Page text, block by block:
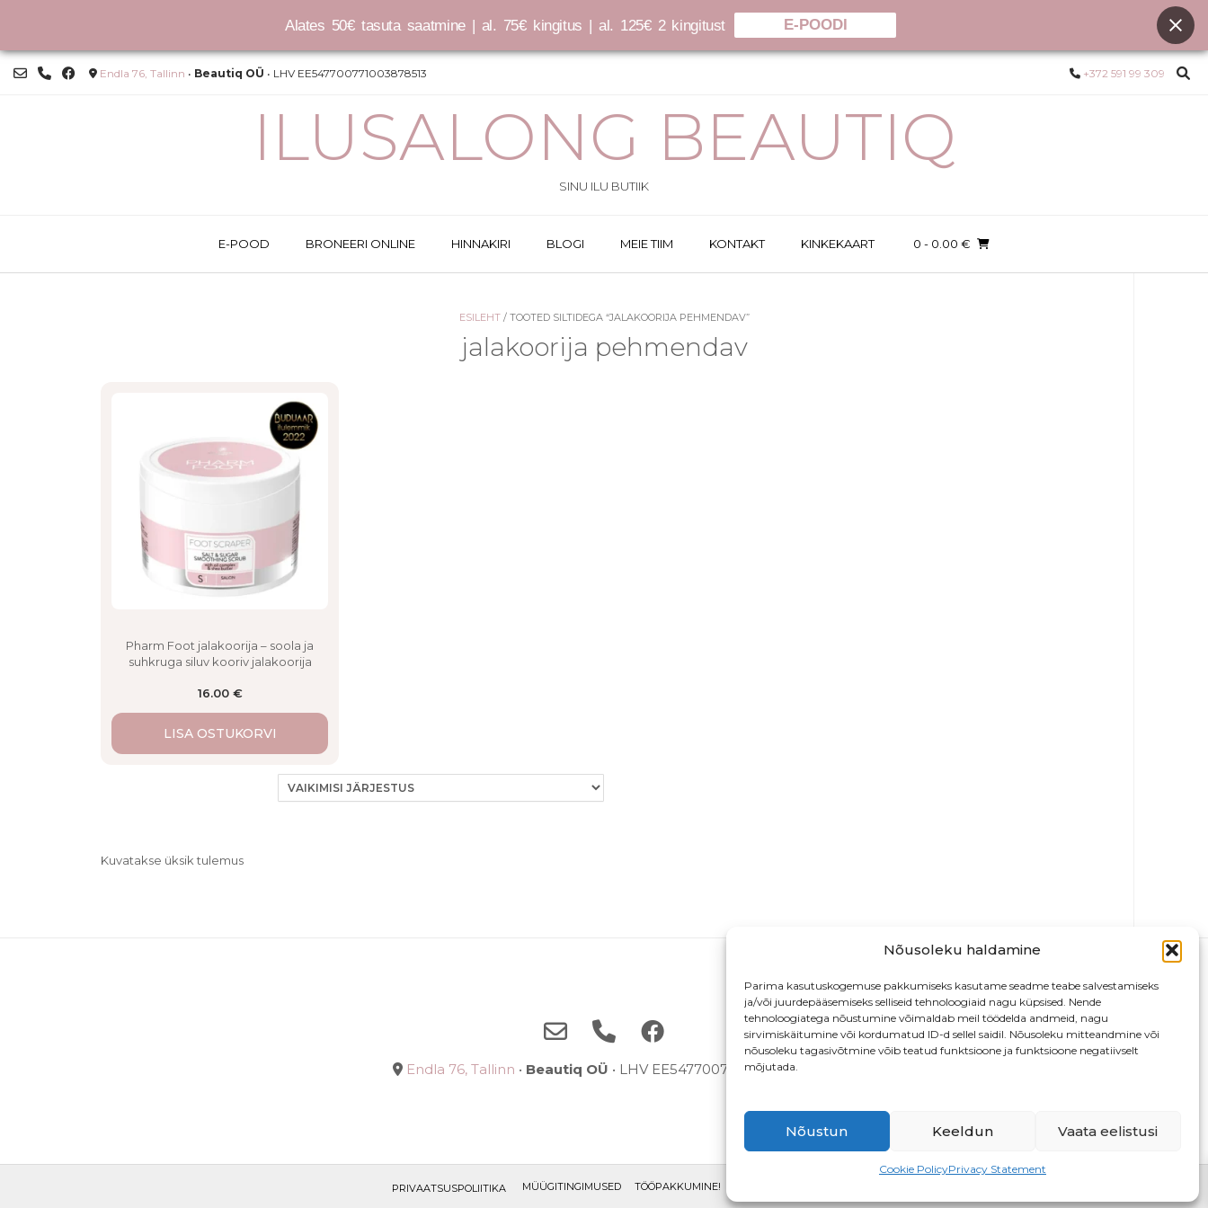
Nõusoleku haldamine
Parima kasutuskogemuse pakkumiseks kasutame seadme teabe salvestamiseks
ja/või juurdepääsemiseks selliseid tehnoloogiaid nagu küpsised. Nende
tehnoloogiatega nõustumine võimaldab meil töödelda andmeid, nagu
sirvimiskäitumine või kordumatud ID-d sellel saidil. Nõusoleku mitteandmine või
nõusoleku tagasivõtmine võib teatud funktsioone ja funktsioone negatiivselt
mõjutada.
Nõustun Keeldun Vaata eelistusi
Cookie PolicyPrivacy Statement
Skip
Endla 76, Tallinn • Beautiq OÜ • LHV EE547700771003878513 +372 591 99 309
ILUSALONG BEAUTIQ
SINU ILU BUTIIK
E-POOD BRONEERI ONLINE HINNAKIRI BLOGI MEIE TIIM KONTAKT KINKEKAART 0 - 0.00 €
ESILEHT/ TOOTED SILTIDEGA “JALAKOORIJA PEHMENDAV”
jalakoorija pehmendav
Pharm Foot jalakoorija – soola ja
suhkruga siluv kooriv jalakoorija
16.00 €
LISA OSTUKORVI
Kuvatakse üksik tulemus
Endla 76, Tallinn • Beautiq OÜ • LHV EE547700771003878513
PRIVAATSUSPOLIITIKA MÜÜGITINGIMUSED TÖÖPAKKUMINE!
Alates 50€ tasuta saatmine | al. 75€ kingitus | al. 125€ 2 kingitust E-POODI